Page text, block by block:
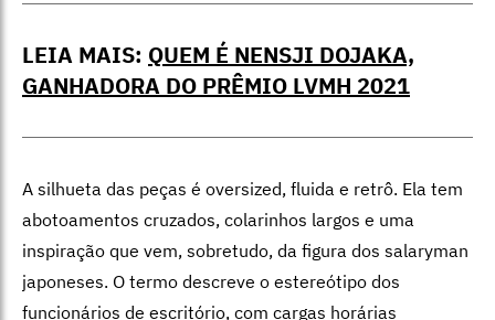
LEIA MAIS: QUEM É NENSJI DOJAKA,
GANHADORA DO PRÊMIO LVMH 2021
A silhueta das peças é oversized, fluida e retrô. Ela tem
abotoamentos cruzados, colarinhos largos e uma
inspiração que vem, sobretudo, da figura dos salaryman
japoneses. O termo descreve o estereótipo dos
funcionários de escritório, com cargas horárias